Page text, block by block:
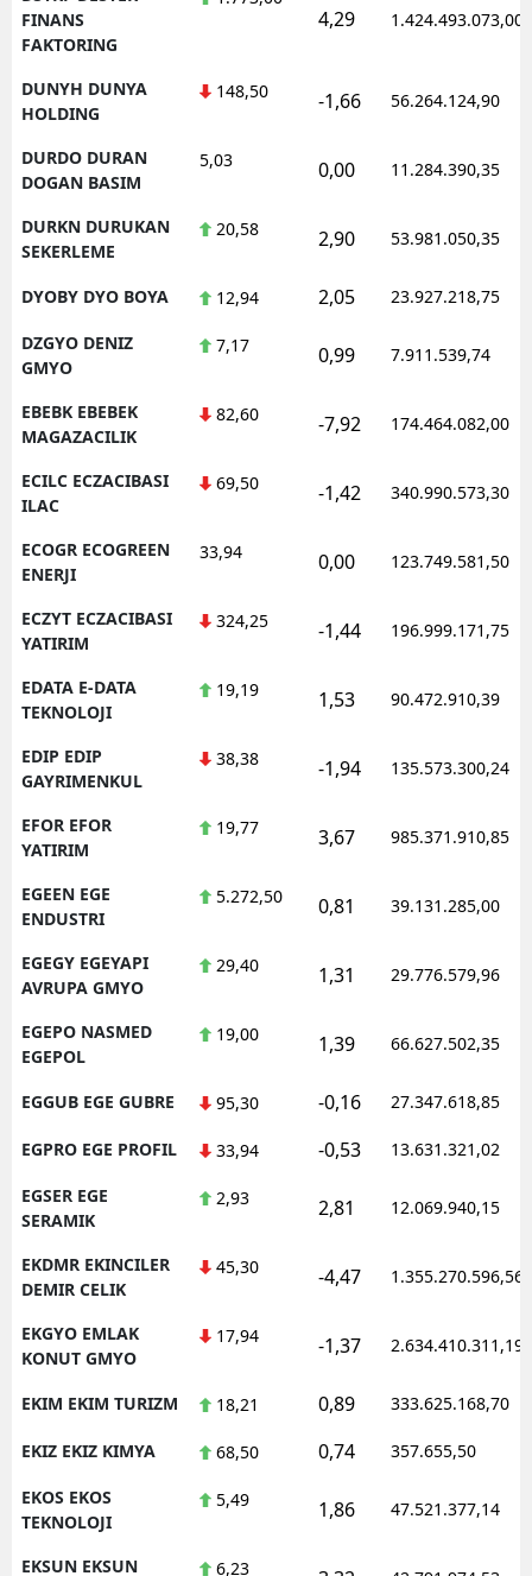
FINANS
FAKTORING
4,29 1.424.493.073,00
DUNYH DUNYA
HOLDING
148,50 -1,66 56.264.124,90
DURDO DURAN
DOGAN BASIM
5,03 0,00 11.284.390,35
DURKN DURUKAN
SEKERLEME
20,58 2,90 53.981.050,35
DYOBY DYO BOYA 12,94 2,05 23.927.218,75
DZGYO DENIZ
GMYO
7,17 0,99 7.911.539,74
EBEBK EBEBEK
MAGAZACILIK
82,60 -7,92 174.464.082,00
ECILC ECZACIBASI
ILAC
69,50 -1,42 340.990.573,30
ECOGR ECOGREEN
ENERJI
33,94 0,00 123.749.581,50
ECZYT ECZACIBASI
YATIRIM
324,25 -1,44 196.999.171,75
EDATA E-DATA
TEKNOLOJI
19,19 1,53 90.472.910,39
EDIP EDIP
GAYRIMENKUL
38,38 -1,94 135.573.300,24
EFOR EFOR
YATIRIM
19,77 3,67 985.371.910,85
EGEEN EGE
ENDUSTRI
5.272,50 0,81 39.131.285,00
EGEGY EGEYAPI
AVRUPA GMYO
29,40 1,31 29.776.579,96
EGEPO NASMED
EGEPOL
19,00 1,39 66.627.502,35
EGGUB EGE GUBRE 95,30 -0,16 27.347.618,85
EGPRO EGE PROFIL 33,94 -0,53 13.631.321,02
EGSER EGE
SERAMIK
2,93 2,81 12.069.940,15
EKDMR EKINCILER
DEMIR CELIK
45,30 -4,47 1.355.270.596,56
EKGYO EMLAK
KONUT GMYO
17,94 -1,37 2.634.410.311,19
EKIM EKIM TURIZM 18,21 0,89 333.625.168,70
EKIZ EKIZ KIMYA 68,50 0,74 357.655,50
EKOS EKOS
TEKNOLOJI
5,49 1,86 47.521.377,14
EKSUN EKSUN
6,23